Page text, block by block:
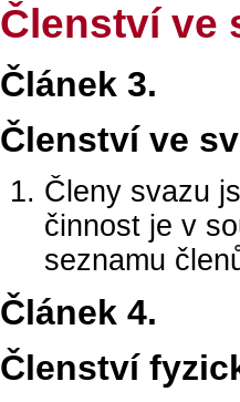
Členství ve
Článek 3.
Členství ve
Členy svazu
činnost je v
seznamu
Článek 4.
Členství